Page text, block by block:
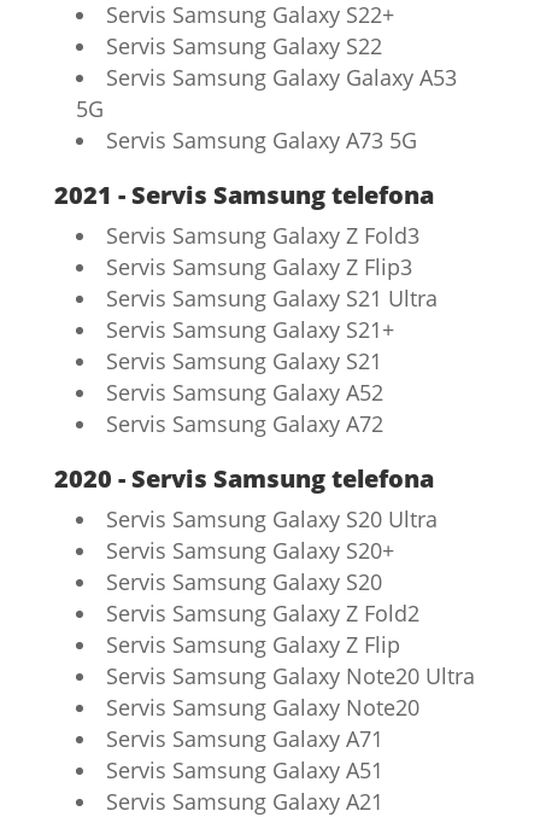
Servis Samsung Galaxy S22+
Servis Samsung Galaxy S22
Servis Samsung Galaxy Galaxy A53
5G
Servis Samsung Galaxy A73 5G
2021 - Servis Samsung telefona
Servis Samsung Galaxy Z Fold3
Servis Samsung Galaxy Z Flip3
Servis Samsung Galaxy S21 Ultra
Servis Samsung Galaxy S21+
Servis Samsung Galaxy S21
Servis Samsung Galaxy A52
Servis Samsung Galaxy A72
2020 - Servis Samsung telefona
Servis Samsung Galaxy S20 Ultra
Servis Samsung Galaxy S20+
Servis Samsung Galaxy S20
Servis Samsung Galaxy Z Fold2
Servis Samsung Galaxy Z Flip
Servis Samsung Galaxy Note20 Ultra
Servis Samsung Galaxy Note20
Servis Samsung Galaxy A71
Servis Samsung Galaxy A51
Servis Samsung Galaxy A21